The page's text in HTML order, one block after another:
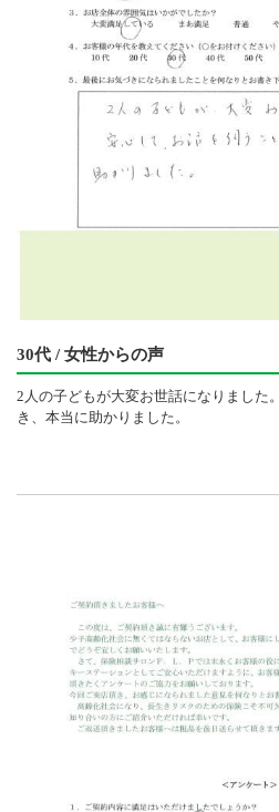
30代 / 女性からの声
2人の子どもが大変お世話になりました
き、本当に助かりました。